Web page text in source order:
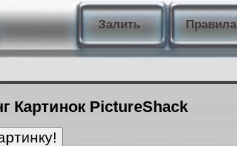
Залить Правила
Картинок PictureShack